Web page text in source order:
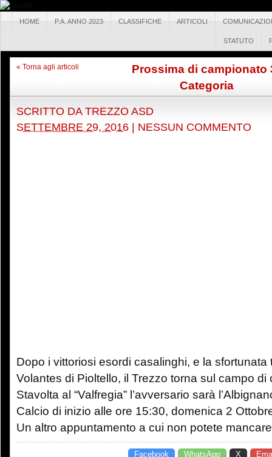
HOME P.A. ANNO 2023 CLASSIFICHE ARTICOLI
STATUTO
« Torna agli articoli
Prossima di campionato
Categoria
SCRITTO DA TREZZO ASD
SETTEMBRE 29, 2016
NESSUN COMMENTO
Dopo i vittoriosi esordi casalinghi, e la sfortunata
Volantes di Pioltello, il Trezzo torna sul campo di
Stavolta al “Valfregia” l’avversario sarà
Calcio di inizio alle ore 15:30, domenica 2
Un altro appuntamento a cui non potete
Facebook WhatsApp X